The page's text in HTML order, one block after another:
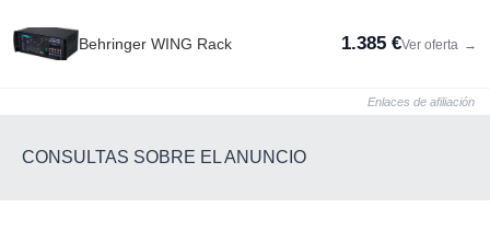
Behringer WING Rack 1.385 €Ver oferta →
Enlaces de afiliación
CONSULTAS SOBRE EL ANUNCIO